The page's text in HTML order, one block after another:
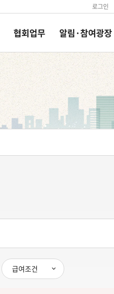
로그인
협회업무 알림·참여광장
급여조건